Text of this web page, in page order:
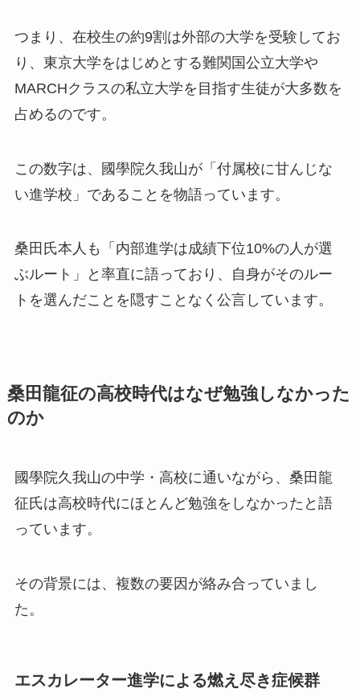
つまり、在校生の約9割は外部の大学を受験してお
り、東京大学をはじめとする難関国公立大学や
MARCHクラスの私立大学を目指す生徒が大多数を
占めるのです。
この数字は、國學院久我山が「付属校に甘んじな
い進学校」であることを物語っています。
桑田氏本人も「内部進学は成績下位10%の人が選
ぶルート」と率直に語っており、自身がそのルー
トを選んだことを隠すことなく公言しています。
桑田龍征の高校時代はなぜ勉強しなかった
のか
國學院久我山の中学・高校に通いながら、桑田龍
征氏は高校時代にほとんど勉強をしなかったと語
っています。
その背景には、複数の要因が絡み合っていまし
た。
エスカレーター進学による燃え尽き症候群